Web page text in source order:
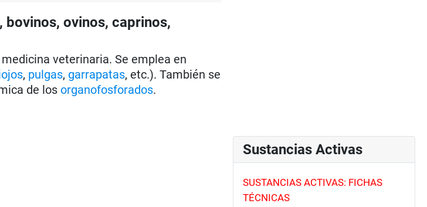
bovinos, ovinos, caprinos,
veterinaria. Se emplea en
, pulgas, garrapatas, etc.). También se
de losorganofosforados.
Sustancias Activas
SUSTANCIAS ACTIVAS: FICHAS
TÉCNICAS